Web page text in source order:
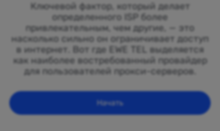
Ключевой фактор, который делает
определенного ISP более
привлекательным, чем другие, — это
насколько сильно он ограничивает доступ
в интернет. Вот где EWE TEL выделяется
как наиболее востребованный провайдер
для пользователей прокси-серверов.
Начать